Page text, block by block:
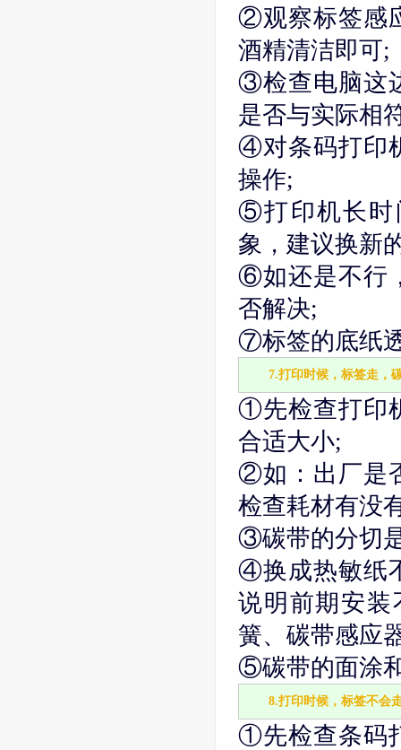
②观察标签感
酒精清洁即可;
③检查电脑这
是否与实际相
④对条码打印
操作;
⑤打印机长时
象，建议换新
⑥如还是不行
否解决;
⑦标签的底纸
7.打印时候，标签走，
①先检查打印
合适大小;
②如：出厂是
检查耗材有没
③碳带的分切
④换成热敏纸
说明前期安装
簧、碳带感应
⑤碳带的面涂
8.打印时候，标签不会
①先检查条码